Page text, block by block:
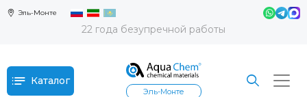
Эль-Монте
22 года безупречной работы
Каталог
Эль-Монте